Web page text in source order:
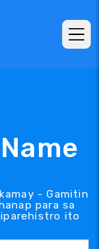
- Gamitin
para sa
iparehistro ito